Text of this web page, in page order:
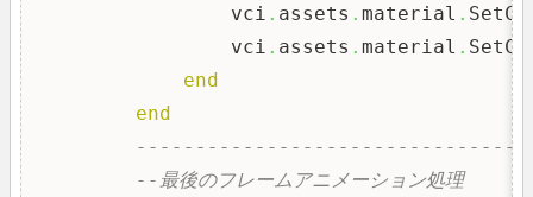
                vci
. assets . material .
                vci
. assets . material .
end
end
--最後のフレームアニメーション処理